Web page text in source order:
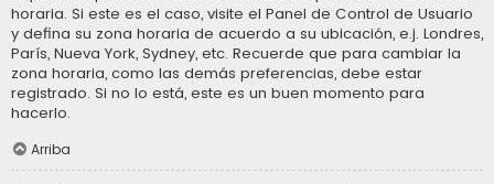
horaria. Si este es el caso, visite el Panel de Control de Usuario
y defina su zona horaria de acuerdo a su ubicación, e.j. Londres,
París, Nueva York, Sydney, etc. Recuerde que para cambiar la
zona horaria, como las demás preferencias, debe estar
registrado. Si no lo está, este es un buen momento para
hacerlo.
Arriba